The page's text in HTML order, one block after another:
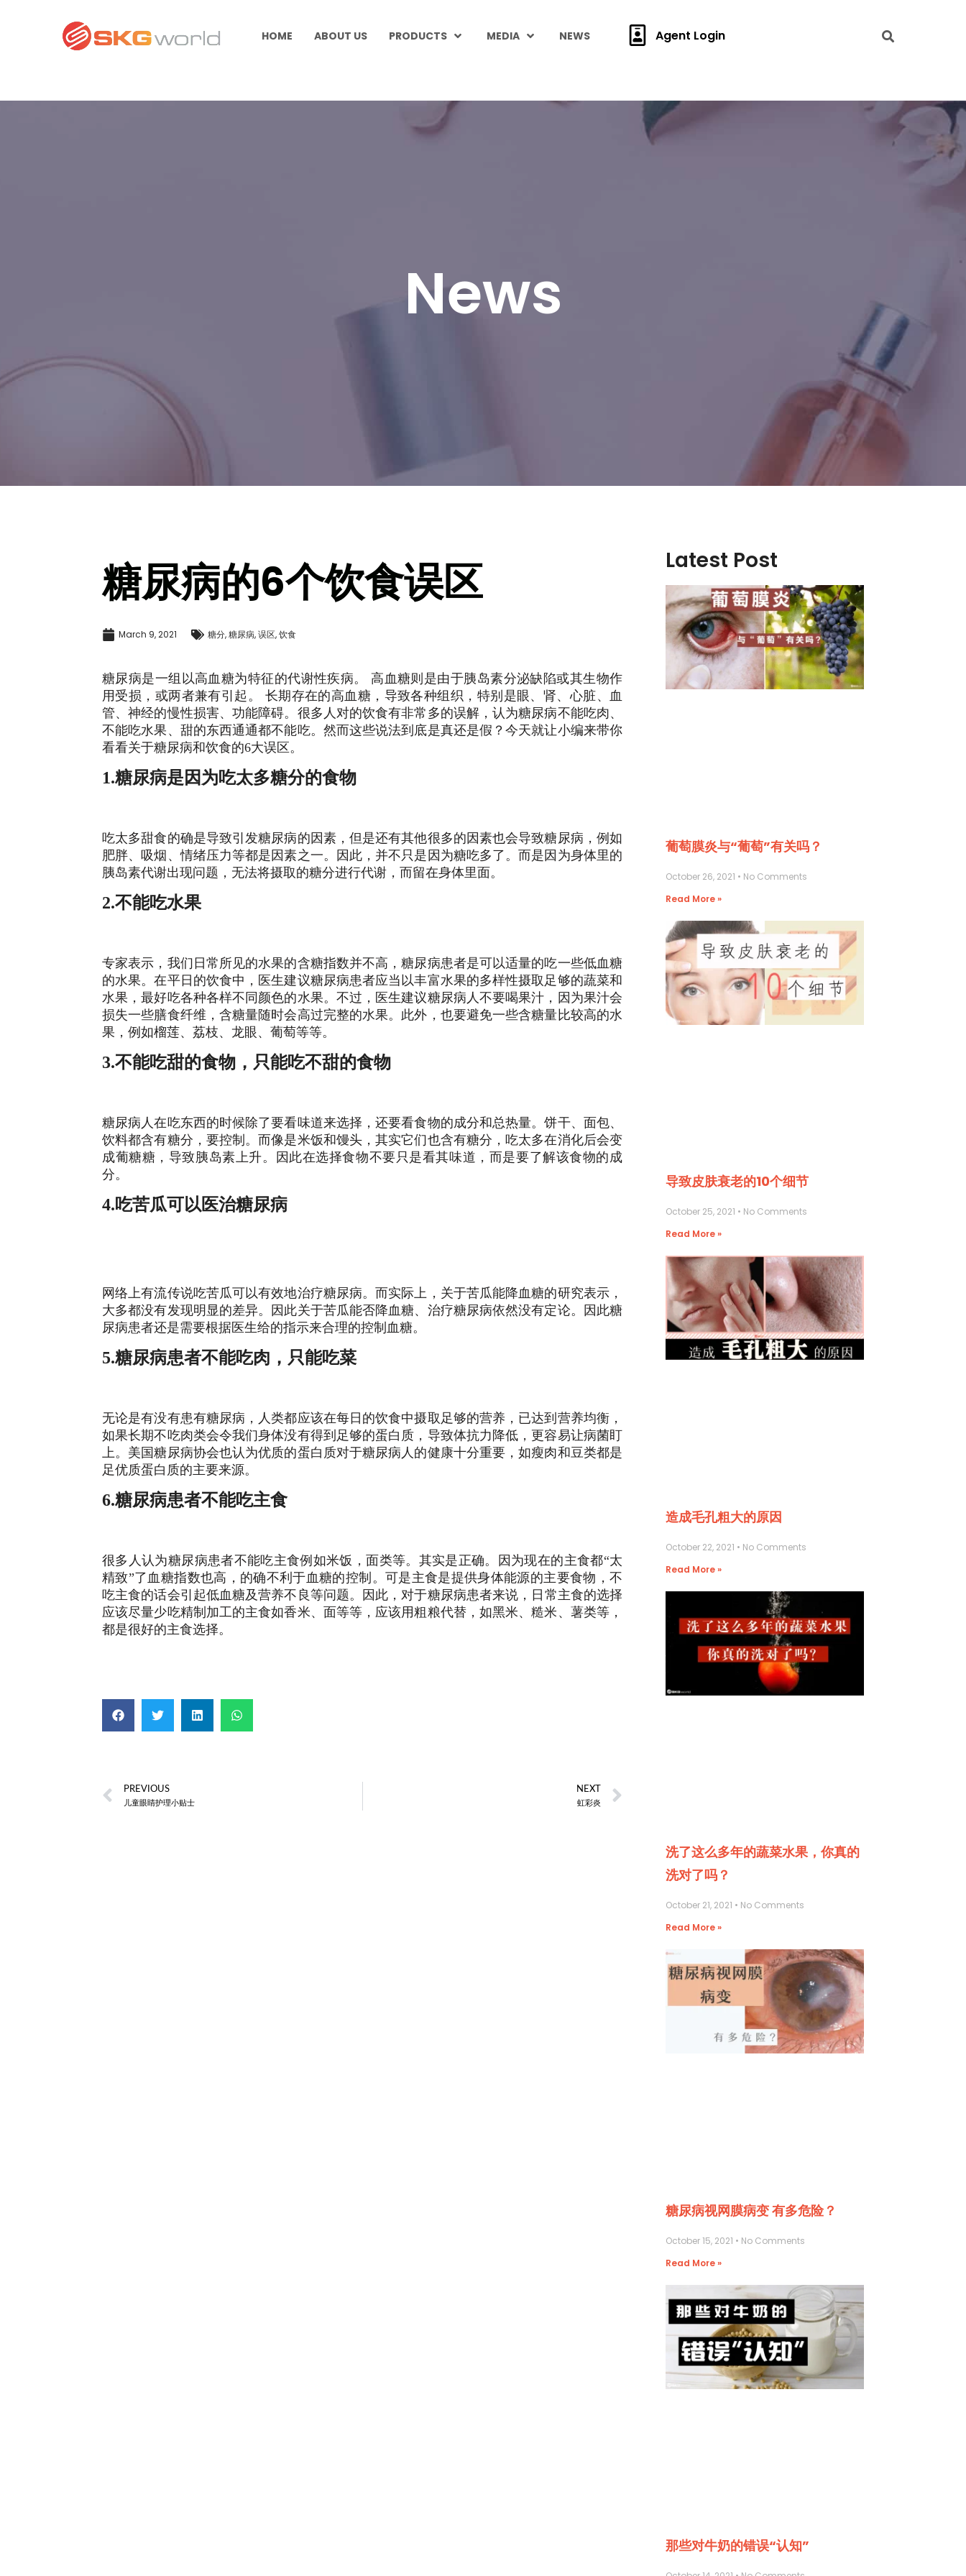
HOME ABOUT US PRODUCTS MEDIA NEWS Agent Login
News
糖尿病的6个饮食误区
March 9, 2021 糖分,糖尿病,误区,饮食
糖尿病是一组以高血糖为特征的代谢性疾病。 高血糖则是由于胰岛素分泌缺陷或其生物作
用受损，或两者兼有引起。 长期存在的高血糖，导致各种组织，特别是眼、肾、心脏、血
管、神经的慢性损害、功能障碍。很多人对的饮食有非常多的误解，认为糖尿病不能吃肉、
不能吃水果、甜的东西通通都不能吃。然而这些说法到底是真还是假？今天就让小编来带你
看看关于糖尿病和饮食的6大误区。
1.糖尿病是因为吃太多糖分的食物
吃太多甜食的确是导致引发糖尿病的因素，但是还有其他很多的因素也会导致糖尿病，例如
肥胖、吸烟、情绪压力等都是因素之一。因此，并不只是因为糖吃多了。而是因为身体里的
胰岛素代谢出现问题，无法将摄取的糖分进行代谢，而留在身体里面。
2.不能吃水果
专家表示，我们日常所见的水果的含糖指数并不高，糖尿病患者是可以适量的吃一些低血糖
的水果。在平日的饮食中，医生建议糖尿病患者应当以丰富水果的多样性摄取足够的蔬菜和
水果，最好吃各种各样不同颜色的水果。不过，医生建议糖尿病人不要喝果汁，因为果汁会
损失一些膳食纤维，含糖量随时会高过完整的水果。此外，也要避免一些含糖量比较高的水
果，例如榴莲、荔枝、龙眼、葡萄等等。
3.不能吃甜的食物，只能吃不甜的食物
糖尿病人在吃东西的时候除了要看味道来选择，还要看食物的成分和总热量。饼干、面包、
饮料都含有糖分，要控制。而像是米饭和馒头，其实它们也含有糖分，吃太多在消化后会变
成葡糖糖，导致胰岛素上升。因此在选择食物不要只是看其味道，而是要了解该食物的成
分。
4.吃苦瓜可以医治糖尿病
网络上有流传说吃苦瓜可以有效地治疗糖尿病。而实际上，关于苦瓜能降血糖的研究表示，
大多都没有发现明显的差异。因此关于苦瓜能否降血糖、治疗糖尿病依然没有定论。因此糖
尿病患者还是需要根据医生给的指示来合理的控制血糖。
5.糖尿病患者不能吃肉，只能吃菜
无论是有没有患有糖尿病，人类都应该在每日的饮食中摄取足够的营养，已达到营养均衡，
如果长期不吃肉类会令我们身体没有得到足够的蛋白质，导致体抗力降低，更容易让病菌盯
上。美国糖尿病协会也认为优质的蛋白质对于糖尿病人的健康十分重要，如瘦肉和豆类都是
足优质蛋白质的主要来源。
6.糖尿病患者不能吃主食
很多人认为糖尿病患者不能吃主食例如米饭，面类等。其实是正确。因为现在的主食都“太
精致”了血糖指数也高，的确不利于血糖的控制。可是主食是提供身体能源的主要食物，不
吃主食的话会引起低血糖及营养不良等问题。因此，对于糖尿病患者来说， 日常主食的选择
应该尽量少吃精制加工的主食如香米、面等等，应该用粗粮代替，如黑米、糙米、薯类等，
都是很好的主食选择。
PREVIOUS
儿童眼睛护理小贴士
NEXT
虹彩炎
Latest Post
葡萄膜炎与“葡萄”有关吗？
October 26, 2021
No Comments
Read More »
导致皮肤衰老的10个细节
October 25, 2021
No Comments
Read More »
造成毛孔粗大的原因
October 22, 2021
No Comments
Read More »
洗了这么多年的蔬菜水果，你真的
洗对了吗？
October 21, 2021
No Comments
Read More »
糖尿病视网膜病变 有多危险？
October 15, 2021
No Comments
Read More »
那些对牛奶的错误“认知”